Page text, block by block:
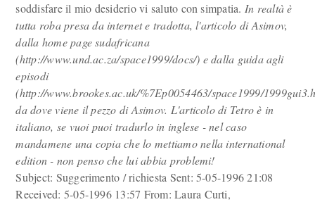
soddisfare il mio desiderio vi saluto con simpatia. In realtà è
tutta roba presa da internet e tradotta, l'articolo di Asimov,
dalla home page sudafricana
(http://www.und.ac.za/space1999/docs/) e dalla guida agli
episodi
(http://www.brookes.ac.uk/%7Ep0054463/space1999/
da dove viene il pezzo di Asimov. L'articolo di Tetro è in
italiano, se vuoi puoi tradurlo in inglese - nel caso
mandamene una copia che lo mettiamo nella international
edition - non penso che lui abbia problemi!
Subject: Suggerimento / richiesta Sent: 5-05-1996 21:08
Received: 5-05-1996 13:57 From: Laura Curti,